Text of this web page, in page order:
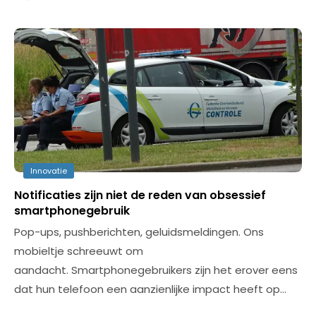
Innovatie
Notificaties zijn niet de reden van obsessief
smartphonegebruik
Pop-ups, pushberichten, geluidsmeldingen. Ons
mobieltje schreeuwt om
aandacht. Smartphonegebruikers zijn het erover eens
dat hun telefoon een aanzienlijke impact heeft op…